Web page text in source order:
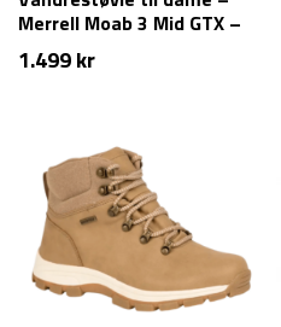
Merrell Moab 3 Mid GTX –
Bungee Cord
1.499kr